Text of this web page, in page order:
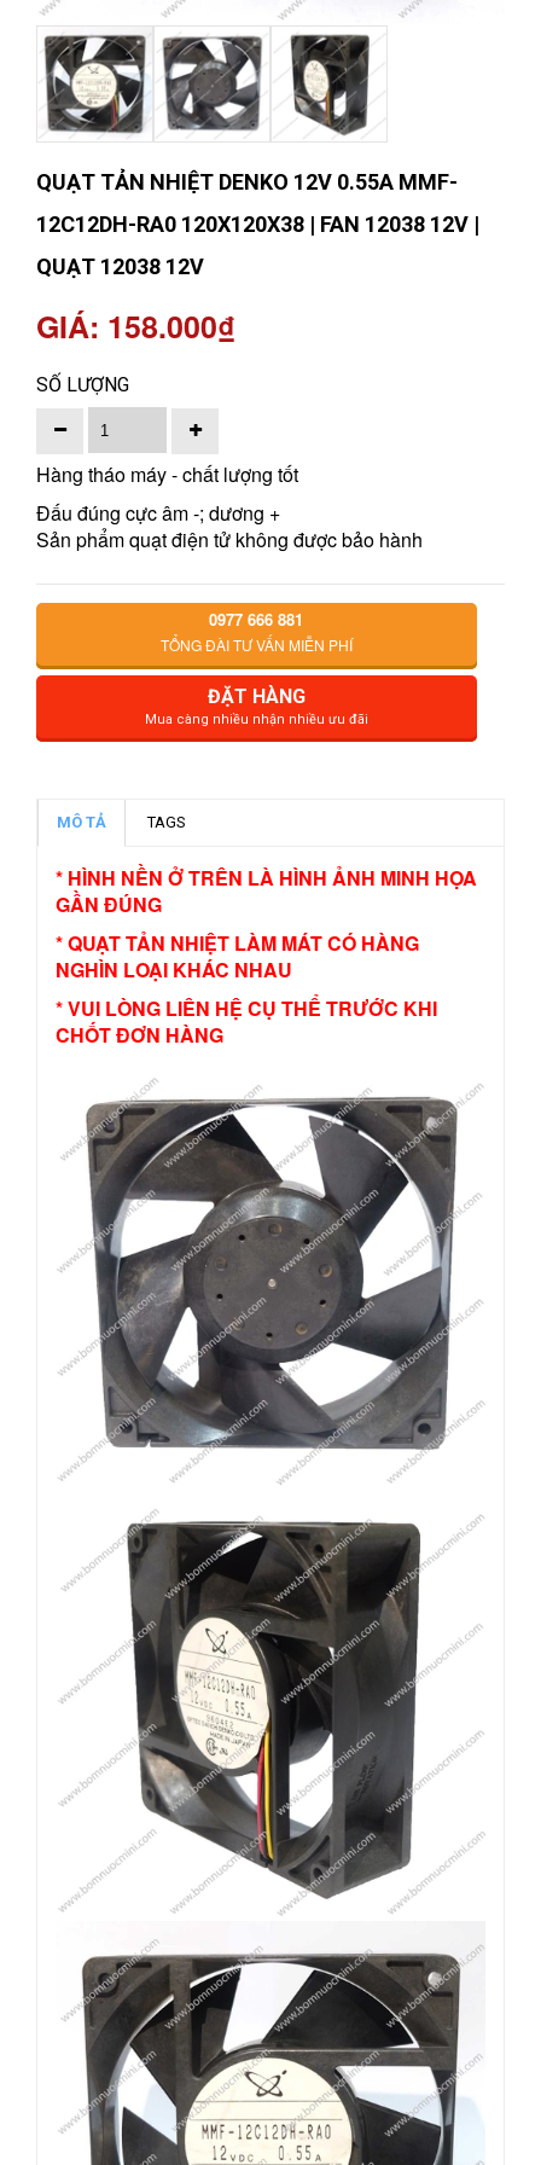
QUẠT TẢN NHIỆT DENKO 12V 0.55A MMF-
12C12DH-RA0 120X120X38 | FAN 12038 12V |
QUẠT 12038 12V
GIÁ: 158.000₫
SỐ LƯỢNG
Hàng tháo máy - chất lượng tốt
Đấu đúng cực âm -; dương +
Sản phẩm quạt điện tử không được bảo hành
0977 666 881
TỔNG ĐÀI TƯ VẤN MIỄN PHÍ
ĐẶT HÀNG
Mua càng nhiều nhận nhiều ưu đãi
MÔ TẢ TAGS
* HÌNH NỀN Ở TRÊN LÀ HÌNH ẢNH MINH HỌA
GẦN ĐÚNG
* QUẠT TẢN NHIỆT LÀM MÁT CÓ HÀNG
NGHÌN LOẠI KHÁC NHAU
* VUI LÒNG LIÊN HỆ CỤ THỂ TRƯỚC KHI
CHỐT ĐƠN HÀNG